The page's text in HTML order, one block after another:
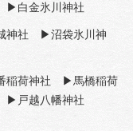
▶白金氷川神社
神社 ▶沼袋氷川神
荷神社 ▶馬橋稲荷
戸越八幡神社